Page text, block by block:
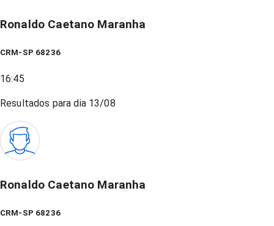
Ronaldo Caetano Maranha
CRM-SP 68236
16:45
Resultados para dia 13/08
Ronaldo Caetano Maranha
CRM-SP 68236